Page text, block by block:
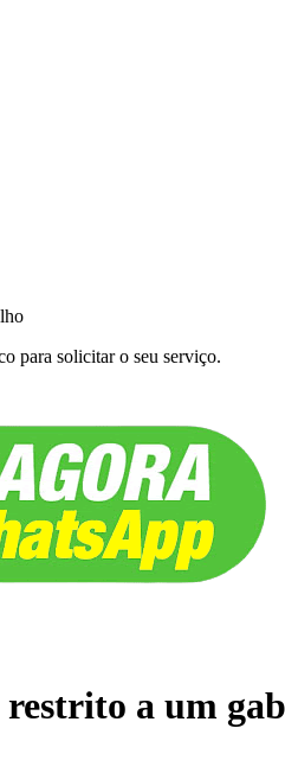
para solicitar o seu serviço.
a um